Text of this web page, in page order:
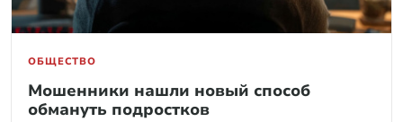
ОБЩЕСТВО
Мошенники нашли новый способ
обмануть подростков